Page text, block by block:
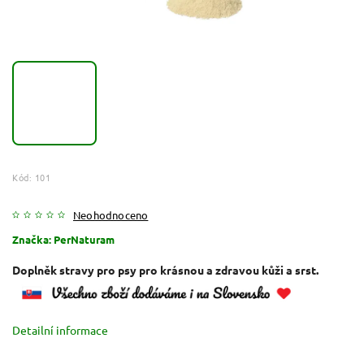
Kód: 101
Neohodnoceno
Značka: PerNaturam
Doplněk stravy pro psy pro krásnou a zdravou kůži a srst.
Detailní informace